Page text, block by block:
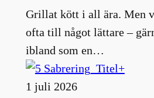
Grillat kött i all ära. Men
ofta till något lättare –
ibland som en…
1 juli 2026